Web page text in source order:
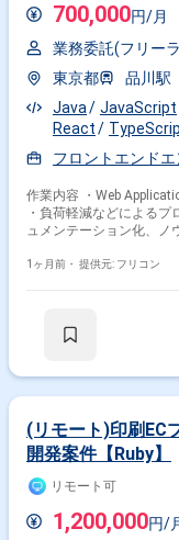
700,000円/月
業務委託(フリー
東京都
品川駅
Java
JavaScript
React
フロントエンド
作業内容 ・Web
・負荷軽減などによる
ュメンテーション化、ノ
1ヶ月前・ 提供元: フリコン
(リモート)印刷EC
開発案件【Ruby】
リモート可
1,200,000円/